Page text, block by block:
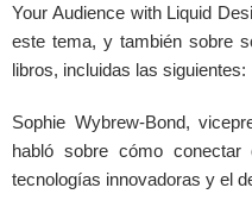
Your Audience with Liquid
este tema, y también sobre
libros, incluidas las siguientes:
Sophie Wybrew-Bond,
habló sobre cómo
tecnologías innovadoras y el